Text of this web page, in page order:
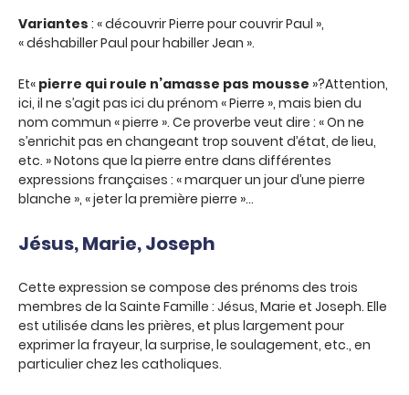
Variantes : « découvrir Pierre pour couvrir Paul »,
« déshabiller Paul pour habiller Jean ».
Et« pierre qui roule n’amasse pas mousse »?Attention,
ici, il ne s’agit pas ici du prénom « Pierre », mais bien du
nom commun « pierre ». Ce proverbe veut dire : « On ne
s’enrichit pas en changeant trop souvent d’état, de lieu,
etc. » Notons que la pierre entre dans différentes
expressions françaises : « marquer un jour d’une pierre
blanche », « jeter la première pierre »…
Jésus, Marie, Joseph
Cette expression se compose des prénoms des trois
membres de la Sainte Famille : Jésus, Marie et Joseph. Elle
est utilisée dans les prières, et plus largement pour
exprimer la frayeur, la surprise, le soulagement, etc., en
particulier chez les catholiques.